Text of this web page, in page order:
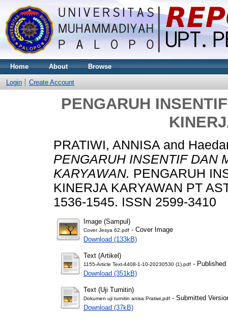
Home About Browse
Login Create Account
PENGARUH
PRATIWI, ANNISA and
PENGARUH INSENTIF DAN
KARYAWAN. PENGARUH
KINERJA KARYAWAN PT
1536-1545. ISSN 2599-3410
Image (Sampul)
Cover Jesya 62.pdf - Cover Image
Download (133kB)
Text (Artikel)
1155-Article Text-4408-1-10-20230530 (1).pdf - Published
Download (351kB)
Text (Uji Turnitin)
Dokumen uji turnitin anisa Pratiwi.pdf - Submitted
Download (37kB)